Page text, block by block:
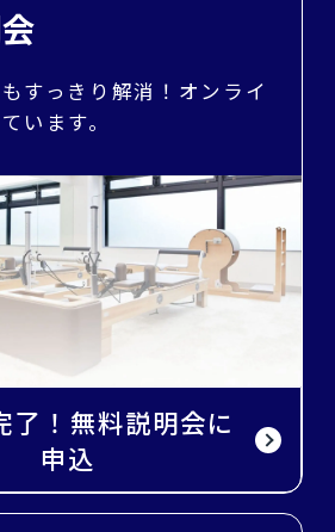
すっきり解消！オンライ
います。
了！無料説明会に
申込